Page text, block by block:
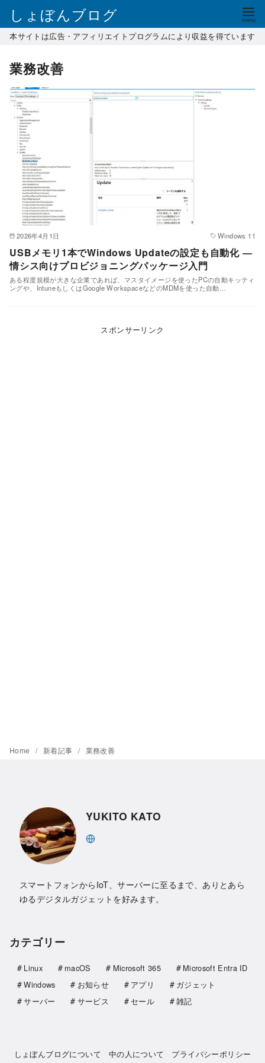
しょぼんブログ
本サイトは広告・アフィリエイトプログラムにより収益を得ています
業務改善
2026年4月1日 Windows 11
USBメモリ1本でWindows Updateの設定も自動化 ―
情シス向けプロビジョニングパッケージ入門
ある程度規模が大きな企業であれば、マスタイメージを使ったPCの自動キッティ
ングや、IntuneもしくはGoogle WorkspaceなどのMDMを使った自動…
スポンサーリンク
Home 新着記事 業務改善
YUKITO KATO
スマートフォンからIoT、サーバーに至るまで、ありとあら
ゆるデジタルガジェットを好みます。
カテゴリー
Linux macOS Microsoft 365
Microsoft Entra ID
Windows
お知らせ アプリ
ガジェット
サーバー
サービス セール 雑記
しょぼんブログについて 中の人について プライバシーポリシー